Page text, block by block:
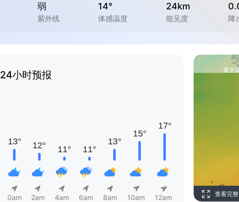
弱
紫外线
14°
体感温度
24km
能见度 降
24小时预报
0am 2am 4am 6am 8am 10am 12am 查看完